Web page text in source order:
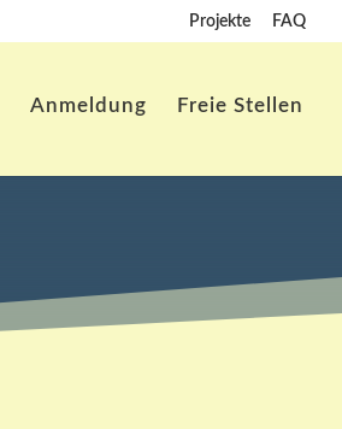
Projekte FAQ
Anmeldung Freie Stellen